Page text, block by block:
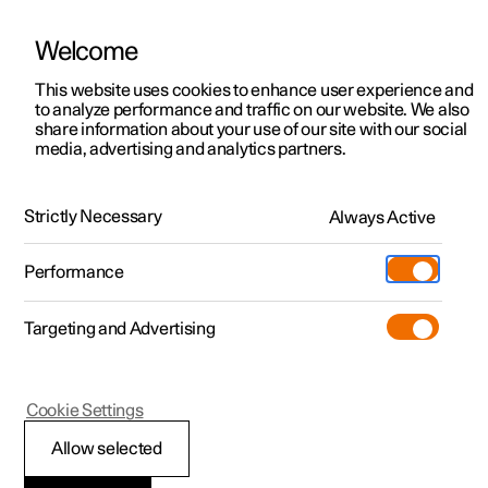
Polestar 2
Polestar 3
Polestar 4
Pre-owned
Shop
Meer
Testrit
Aanbiedingen voor
Testrit
Aanbiedingen voor
Polestar 4 coupé
Ontdek Polestar 4
Testrit
Bekijk onze stockwagens
Aanbiedingen voor
Ontdek Polestar 5
Over pre-owned
Pre-owned aanbiedingen
Aanbiedingen voor particulieren
Aanbiedingen voor
professionelen
Bekijk onze stockwagens
Configureer
Pre-owned
Testrit
Additionals
(Opent in een nieuw venster)
Experiences
Ontmoet ons
Servicepunten
Opladen
Support
HandleidingVideogalerijSoftware-updates
Geheugenfunctie voor voorstoel
Polestar 2
Opgeslagen stand voor
Welcome
This website uses cookies to enhance user experience and
to analyze performance and traffic on our website. We also
share information about your use of our site with our social
media, advertising and analytics partners.
Strictly Necessary Always Active
Performance
Targeting and Advertising
Allow selected
Cookie Settings